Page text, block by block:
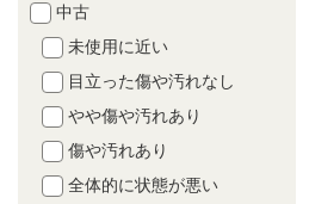
中古
未使用に近い
目立った傷や汚れなし
やや傷や汚れあり
傷や汚れあり
全体的に状態が悪い